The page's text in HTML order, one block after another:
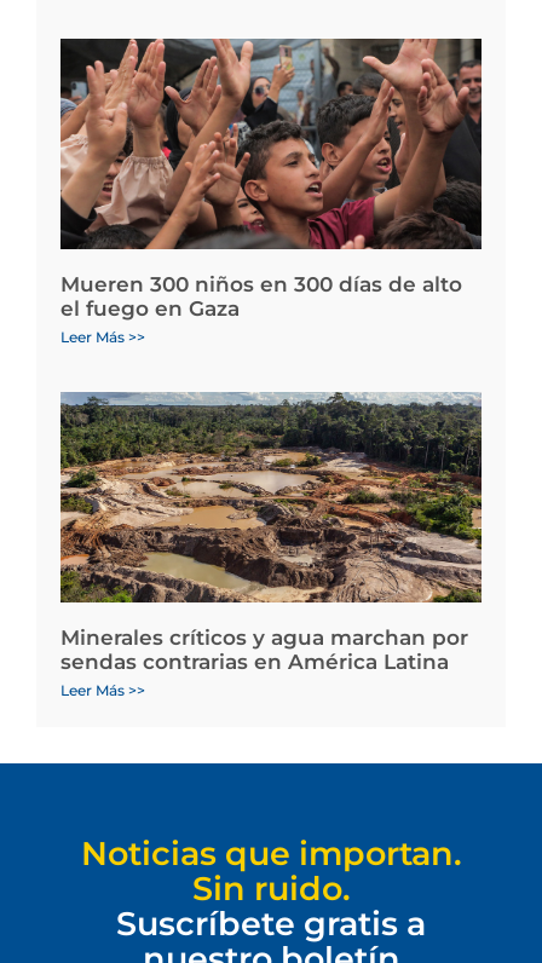
Mueren 300 niños en 300 días de alto
el fuego en Gaza
Leer Más >>
Minerales críticos y agua marchan por
sendas contrarias en América Latina
Leer Más >>
Noticias que importan.
Sin ruido.
Suscríbete gratis a